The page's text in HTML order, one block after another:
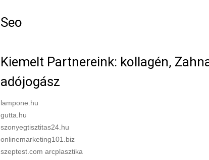
Seo
Kiemelt Partnereink: kollagén,
adójogász
lampone.hu
gutta.hu
szonyegtisztitas24.hu
onlinemarketing101.biz
szeptest.com arcplasztika